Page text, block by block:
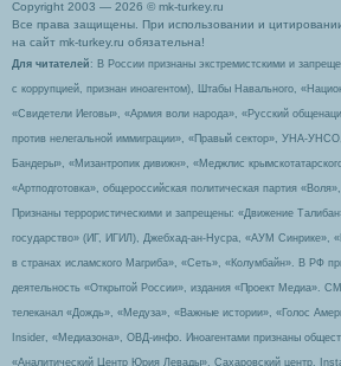
Copyright 2003 — 2026 © mk-turkey.ru
Все права защищены. При использовании и
на сайт mk-turkey.ru обязательна!
Для читателей : В России признаны экстремистскими и
с коррупцией, признан иноагентом), Штабы Навального,
«Свидетели Иеговы», «Армия воли народа», «Русский
против нелегальной иммиграции», «Правый сектор», УНА-
Бандеры», «Мизантропик дивижн», «Меджлис
«Артподготовка», общероссийская политическая партия
Признаны террористическими и запрещены: «Движение
государство» (ИГ, ИГИЛ), Джебхад-ан-Нусра, «АУМ Синрике»,
в странах исламского Магриба», «Сеть», «Колумбайн». В РФ
деятельность «Открытой России», издания «Проект Медиа».
телеканал «Дождь», «Медуза», «Важные истории», «Голос
Insider, «Медиазона», ОВД-инфо. Иноагентами признаны
«Аналитический Центр Юрия Левады», Сахаровский центр.